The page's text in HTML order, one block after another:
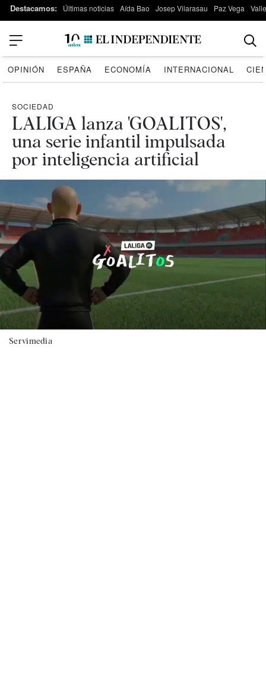
Destacamos: Últimas noticias Aída Bao Josep Vilarasau Paz Vega
OPINIÓN ESPAÑA ECONOMÍA INTERNACIONAL
SOCIEDAD
LALIGA lanza 'GOALITOS',
una serie infantil impulsada
por inteligencia artificial
Servimedia